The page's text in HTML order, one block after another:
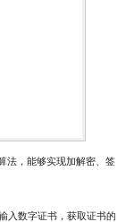
法，能够实现加解密、签
输入数字证书，获取证书的